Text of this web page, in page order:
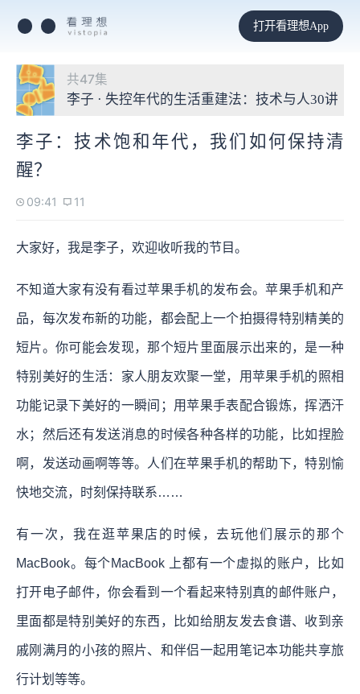
打开看理想App
共47集
李子 · 失控年代的生活重建法：技术与人30讲
李子：技术饱和年代，我们如何保持清
醒？
09:41 11
大家好，我是李子，欢迎收听我的节目。
不知道大家有没有看过苹果手机的发布会。苹果手机和产
品，每次发布新的功能，都会配上一个拍摄得特别精美的
短片。你可能会发现，那个短片里面展示出来的，是一种
特别美好的生活：家人朋友欢聚一堂，用苹果手机的照相
功能记录下美好的一瞬间；用苹果手表配合锻炼，挥洒汗
水；然后还有发送消息的时候各种各样的功能，比如捏脸
啊，发送动画啊等等。人们在苹果手机的帮助下，特别愉
快地交流，时刻保持联系……
有一次，我在逛苹果店的时候，去玩他们展示的那个
MacBook。每个MacBook 上都有一个虚拟的账户，比如
打开电子邮件，你会看到一个看起来特别真的邮件账户，
里面都是特别美好的东西，比如给朋友发去食谱、收到亲
戚刚满月的小孩的照片、和伴侣一起用笔记本功能共享旅
行计划等等。